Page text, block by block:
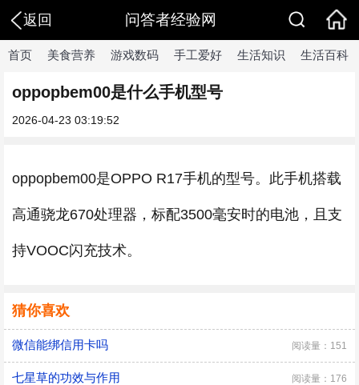
返回 问答者经验网
首页 美食营养 游戏数码 手工爱好 生活知识 生活百科
oppopbem00是什么手机型号
2026-04-23 03:19:52
oppopbem00是OPPO R17手机的型号。此手机搭载
高通骁龙670处理器，标配3500毫安时的电池，且支
持VOOC闪充技术。
猜你喜欢
微信能绑信用卡吗 阅读量：151
七星草的功效与作用 阅读量：176